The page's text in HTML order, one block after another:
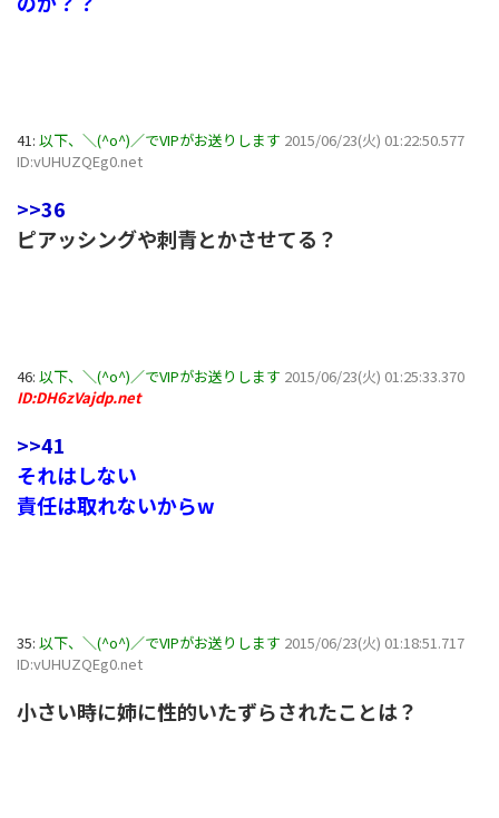
41: 以下、＼(^o^)／でVIPがお送りします 2015/06/23(火) 01:22:50.577
ID:vUHUZQEg0.net
>>36
ピアッシングや刺青とかさせてる？
46: 以下、＼(^o^)／でVIPがお送りします 2015/06/23(火) 01:25:33.370
ID:DH6zVajdp.net
>>41
それはしない
責任は取れないからw
35: 以下、＼(^o^)／でVIPがお送りします 2015/06/23(火) 01:18:51.717
ID:vUHUZQEg0.net
小さい時に姉に性的いたずらされたことは？